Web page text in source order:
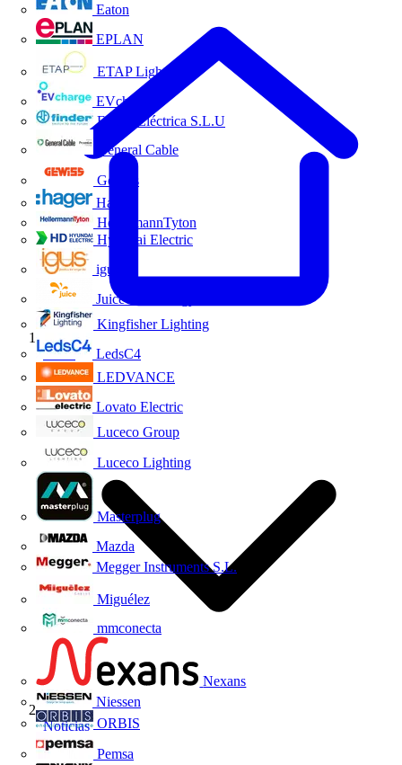
Eaton
EPLAN
ETAP Lighting
EVcharge
Finder Eléctrica S.L.U
General Cable
Gewiss
Hager
HellermannTyton
Hyundai Electric
igus
Juice Technology
Kingfisher Lighting
LedsC4
LEDVANCE
Lovato Electric
Luceco Group
Luceco Lighting
Masterplug
Mazda
Megger Instruments S.L.
Miguélez
mmconecta
Nexans
Niessen
ORBIS
Pemsa
Inicio
Noticias